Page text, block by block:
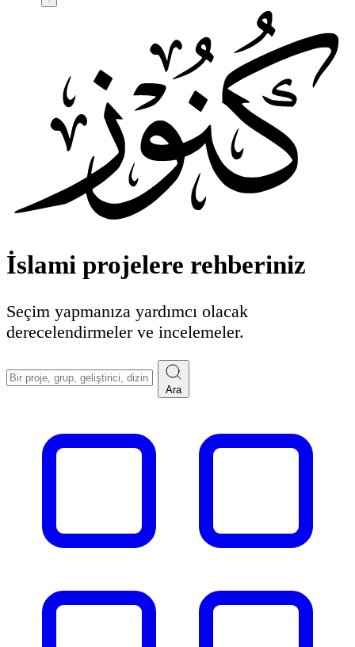
İslami projelere rehberiniz
Seçim yapmanıza yardımcı olacak
derecelendirmeler ve incelemeler.
Ara